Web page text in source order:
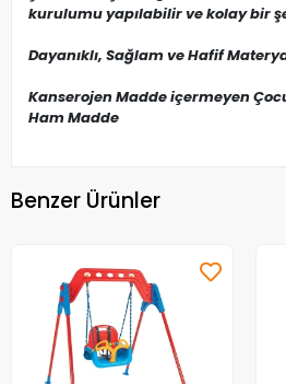
kurulumu yapılabilir ve kolay bir
Dayanıklı, Sağlam ve Hafif
Kanserojen Madde içermeyen
Ham Madde
Benzer Ürünler